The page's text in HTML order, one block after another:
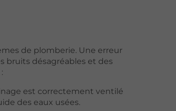
de plomberie. Une erreur
bruits désagréables et des
est correctement ventilé
des eaux usées.